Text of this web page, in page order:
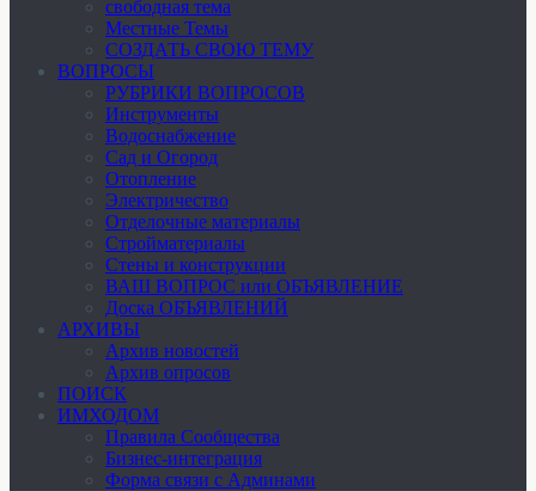
свободная тема
Местные Темы
СОЗДАТЬ СВОЮ ТЕМУ
ВОПРОСЫ
РУБРИКИ ВОПРОСОВ
Инструменты
Водоснабжение
Сад и Огород
Отопление
Электричество
Отделочные материалы
Стройматериалы
Стены и конструкции
ВАШ ВОПРОС или ОБЪЯВЛЕНИЕ
Доска ОБЪЯВЛЕНИЙ
АРХИВЫ
Архив новостей
Архив опросов
ПОИСК
ИМХОДОМ
Правила Сообщества
Бизнес-интеграция
Форма связи с Админами